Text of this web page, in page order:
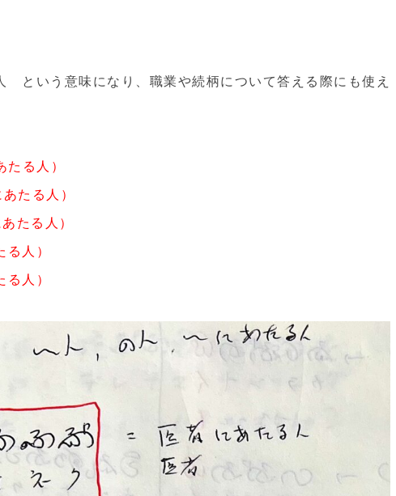
という意味になり、職業や続柄について答える際にも使え
たる人）
あたる人）
あたる人）
る人）
る人）